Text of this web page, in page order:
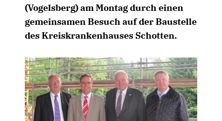
(Vogelsberg) am Montag durch einen
gemeinsamen Besuch auf der Baustelle
des Kreiskrankenhauses Schotten.